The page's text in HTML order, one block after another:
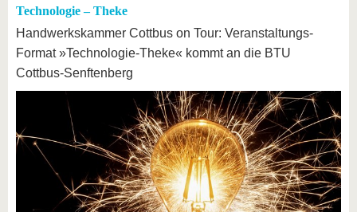
Technologie – Theke
Handwerkskammer Cottbus on Tour: Veranstaltungs-
Format »Technologie-Theke« kommt an die BTU
Cottbus-Senftenberg